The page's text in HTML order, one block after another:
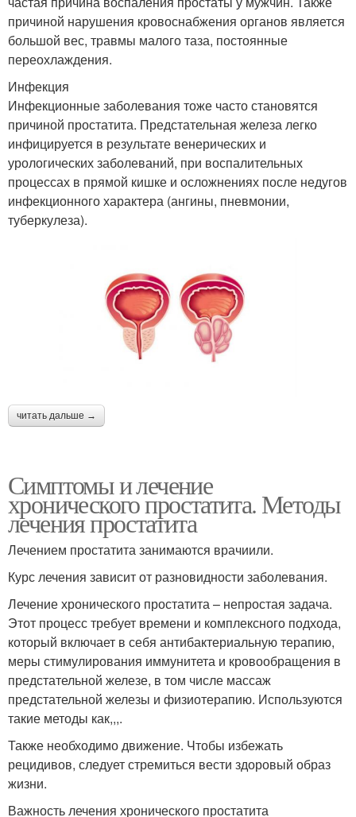
причиной нарушения кровоснабжения органов является
большой вес, травмы малого таза, постоянные
переохлаждения.
Инфекция
Инфекционные заболевания тоже часто становятся
причиной простатита. Предстательная железа легко
инфицируется в результате венерических и
урологических заболеваний, при воспалительных
процессах в прямой кишке и осложнениях после недугов
инфекционного характера (ангины, пневмонии,
туберкулеза).
читать дальше →
Симптомы и лечение
хронического простатита. Методы
лечения простатита
Лечением простатита занимаются врачиили.
Курс лечения зависит от разновидности заболевания.
Лечение хронического простатита – непростая задача.
Этот процесс требует времени и комплексного подхода,
который включает в себя антибактериальную терапию,
меры стимулирования иммунитета и кровообращения в
предстательной железе, в том числе массаж
предстательной железы и физиотерапию. Используются
такие методы как,,,.
Также необходимо движение. Чтобы избежать
рецидивов, следует стремиться вести здоровый образ
жизни.
Важность лечения хронического простатита